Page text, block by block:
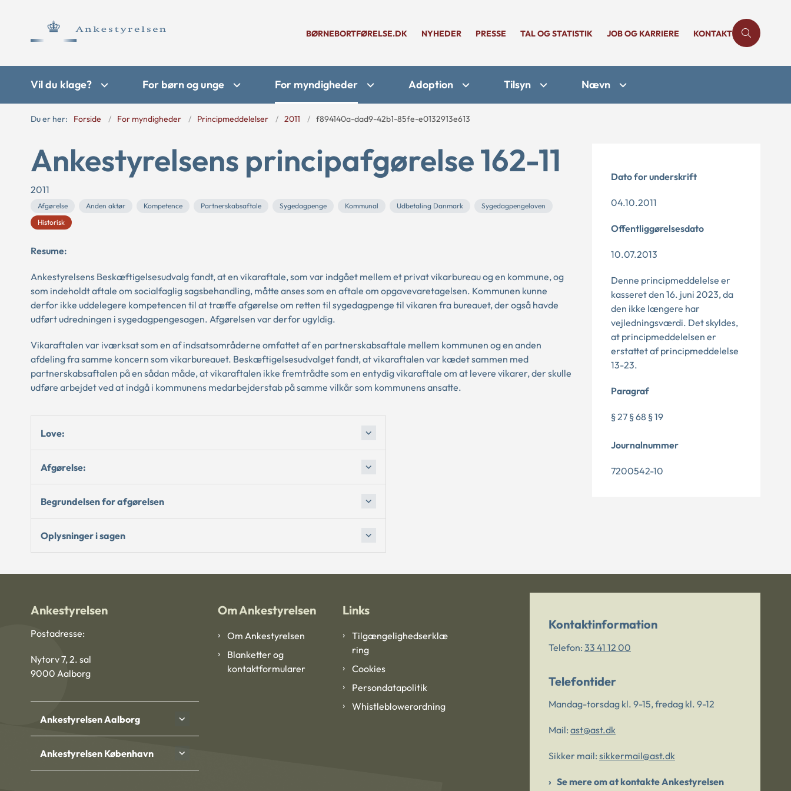
BØRNEBORTFØRELSE.DK NYHEDER PRESSE TAL OG STATISTIK JOB OG KARRIERE KONTAKT
Vil du klage? For børn og unge For myndigheder Adoption Tilsyn Nævn
Du er her: Forside For myndigheder Principmeddelelser 2011 f894140a-dad9-42b1-85fe-e0132913e613
Ankestyrelsens principafgørelse 162-11
2011
Afgørelse Anden aktør Kompetence Partnerskabsaftale Sygedagpenge Kommunal Udbetaling Danmark
Sygedagpengeloven
Historisk
Resume:
Ankestyrelsens Beskæftigelsesudvalg fandt, at en vikaraftale, som var indgået mellem et privat vikarbureau og en kommune, og
som indeholdt aftale om socialfaglig sagsbehandling, måtte anses som en aftale om opgavevaretagelsen. Kommunen kunne
derfor ikke uddelegere kompetencen til at træffe afgørelse om retten til sygedagpenge til vikaren fra bureauet, der også havde
udført udredningen i sygedagpengesagen. Afgørelsen var derfor ugyldig.
Vikaraftalen var iværksat som en af indsatsområderne omfattet af en partnerskabsaftale mellem kommunen og en anden
afdeling fra samme koncern som vikarbureauet. Beskæftigelsesudvalget fandt, at vikaraftalen var kædet sammen med
partnerskabsaftalen på en sådan måde, at vikaraftalen ikke fremtrådte som en entydig vikaraftale om at levere vikarer, der skulle
udføre arbejdet ved at indgå i kommunens medarbejderstab på samme vilkår som kommunens ansatte.
Love:
Afgørelse:
Begrundelsen for afgørelsen
Oplysninger i sagen
Dato for underskrift
04.10.2011
Offentliggørelsesdato
10.07.2013
Denne principmeddelelse er
kasseret den 16. juni 2023, da
den ikke længere har
vejledningsværdi. Det skyldes,
at principmeddelelsen er
erstattet af principmeddelelse
13-23.
Paragraf
§ 27 § 68 § 19
Journalnummer
7200542-10
Ankestyrelsen
Postadresse:
Nytorv 7, 2. sal
9000 Aalborg
Ankestyrelsen Aalborg
Ankestyrelsen København
Om Ankestyrelsen
Om Ankestyrelsen
Blanketter og
kontaktformularer
Links
Tilgængelighedserklæ
ring
Cookies
Persondatapolitik
Whistleblowerordning
Kontaktinformation
Telefon: 33 41 12 00
Telefontider
Mandag-torsdag kl. 9-15, fredag kl. 9-12
Mail: ast@ast.dk
Sikker mail: sikkermail@ast.dk
Se mere om at kontakte Ankestyrelsen